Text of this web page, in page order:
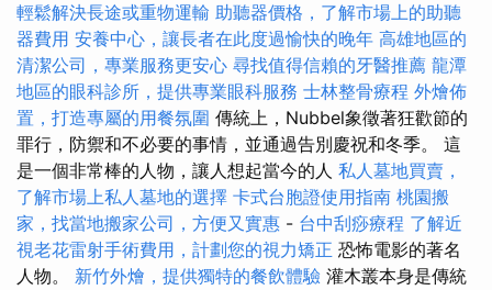
輕鬆解決長途或重物運輸 助聽器價格，了解市場上的助聽
器費用 安養中心，讓長者在此度過愉快的晚年 高雄地區的
清潔公司，專業服務更安心 尋找值得信賴的牙醫推薦 龍潭
地區的眼科診所，提供專業眼科服務 士林整骨療程 外燴佈
置，打造專屬的用餐氛圍 傳統上，Nubbel象徵著狂歡節的
罪行，防禦和不必要的事情，並通過告別慶祝和冬季。 這
是一個非常棒的人物，讓人想起當今的人 私人墓地買賣，
了解市場上私人墓地的選擇 卡式台胞證使用指南 桃園搬
家，找當地搬家公司，方便又實惠 - 台中刮痧療程 了解近
視老花雷射手術費用，計劃您的視力矯正 恐怖電影的著名
人物。 新竹外燴，提供獨特的餐飲體驗 灌木叢本身是傳統